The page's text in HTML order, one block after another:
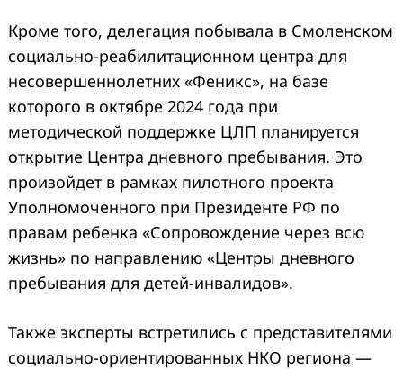
Кроме того, делегация побывала в Смоленском
социально-реабилитационном центра для
несовершеннолетних «Феникс», на базе
которого в октябре 2024 года при
методической поддержке ЦЛП планируется
открытие Центра дневного пребывания. Это
произойдет в рамках пилотного проекта
Уполномоченного при Президенте РФ по
правам ребенка «Сопровождение через всю
жизнь» по направлению «Центры дневного
пребывания для детей-инвалидов».
Также эксперты встретились с представителями
социально-ориентированных НКО региона —